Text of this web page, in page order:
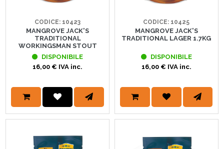
CODICE: 10423
MANGROVE JACK'S
TRADITIONAL
WORKINGSMAN STOUT
DISPONIBILE
16,00 € IVA inc.
CODICE: 10425
MANGROVE JACK'S
TRADITIONAL LAGER 1.7KG
DISPONIBILE
16,00 € IVA inc.